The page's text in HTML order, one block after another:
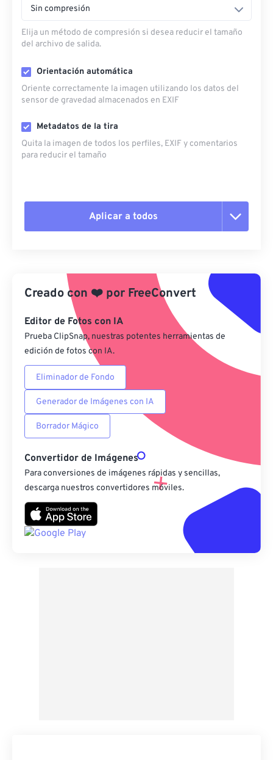
Sin compresión
Elija un método de compresión si desea reducir el tamaño
del archivo de salida.
Orientación automática
Oriente correctamente la imagen utilizando los datos del
sensor de gravedad almacenados en EXIF
Metadatos de la tira
Quita la imagen de todos los perfiles, EXIF ​​y comentarios
para reducir el tamaño
Aplicar a todos
Aplicar desde el ajuste preestablecido
Guardar como preestablecido
Creado con ❤️ por FreeConvert
Editor de Fotos con IA
Prueba ClipSnap, nuestras potentes herramientas de
edición de fotos con IA.
Eliminador de Fondo
Generador de Imágenes con IA
Borrador Mágico
Convertidor de Imágenes
Para conversiones de imágenes rápidas y sencillas,
descarga nuestros convertidores móviles.